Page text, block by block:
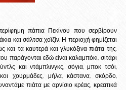
πάπια Πεκίνου που σερβίρουν
και σάλτσα χοϊζίν. Η περιοχή φημίζεται
και τα καυτερά και γλυκόξινα πιάτα της.
παράγονται εδώ είναι καλαμπόκι, σιτάρι
και ντάμπλινγκς, σόγια, μποκ τσόι,
χουρμάδες, μήλα, κάστανα, σκόρδο,
πιάτα με αρνίσιο κρέας, κρεατικά